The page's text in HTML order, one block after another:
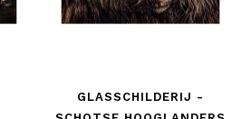
GLASSCHILDERIJ -